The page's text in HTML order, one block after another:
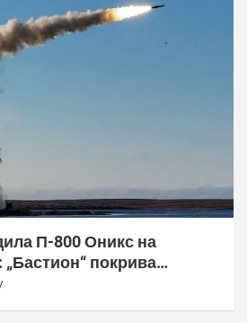
П-800 Оникс на
покрива
и Чукотку